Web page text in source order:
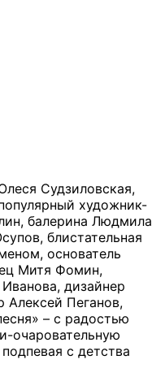
Судзиловская,
художник-
балерина Людмила
блистательная
основатель
Митя Фомин,
дизайнер
Пеганов,
– с радостью
очаровательную
с детства